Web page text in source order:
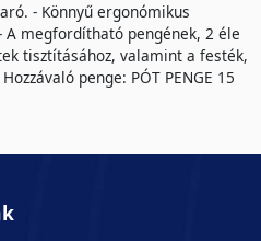
- Könnyű ergonómikus
megfordítható pengének, 2 éle
tisztításához, valamint a festék,
penge: PÓT PENGE 15